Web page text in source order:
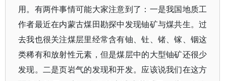
用。有两件事情可能大家注意到了：一是我国地质工
作者最近在内蒙古煤田勘探中发现铀矿与煤共生。过
去我也很关注煤层里经常含有铀、钍、锗、镓、铟这
类稀有和放射性元素，但是煤层中的大型铀矿还很少
发现。二是页岩气的发现和开发。应该说我们在这方